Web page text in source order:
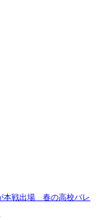
本戦出場 春の高校バレ